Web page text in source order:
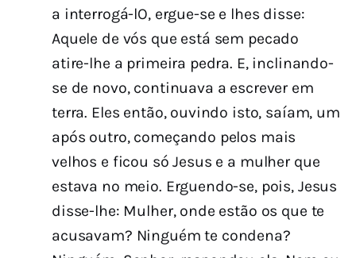
a interrogá-lO, ergue-se e lhes disse:
Aquele de vós que está sem pecado
atire-lhe a primeira pedra. E, inclinando-
se de novo, continuava a escrever em
terra. Eles então, ouvindo isto, saíam, um
após outro, começando pelos mais
velhos e ficou só Jesus e a mulher que
estava no meio. Erguendo-se, pois, Jesus
disse-lhe: Mulher, onde estão os que te
acusavam? Ninguém te condena?